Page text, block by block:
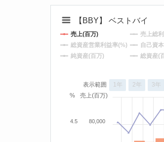
売上(百万)
%
【BBY】 ベストバイ
80,000
4.5
表示範囲 1年 2年 3年
売上(百万) 売上総
総資産営業利益率(%)
自己資
純資産(百万)
総資産(